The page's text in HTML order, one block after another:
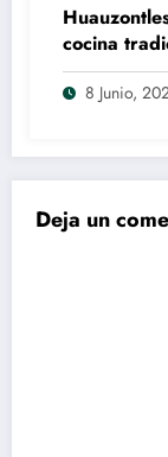
cocina
8 Junio,
Deja un